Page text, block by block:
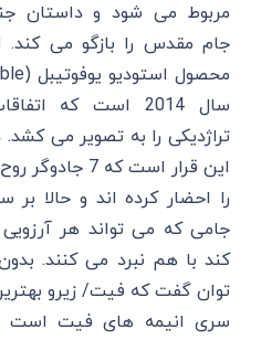
مربوط می شود و داستان
جام مقدس را بازگو می کند.
سال 2014 است که
تراژدیکی را به تصویر می کشد.
را احضار کرده اند و حالا
جامی که می تواند هر آرزویی
کند با هم نبرد می کنند.
توان گفت که فیت/ زیرو
سری انیمه های فیت است